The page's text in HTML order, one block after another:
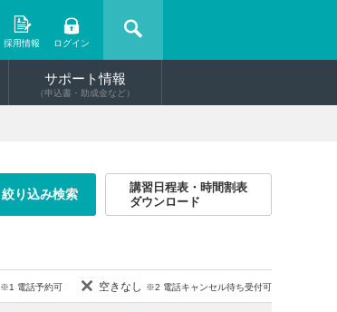
採用情報 ログイン
サポート情報
（申込書・助成金など）
絞り込み検索
講習日程表・時間割表
ダウンロード
※1 電話予約可 空きなし ※2 電話キャンセル待ち受付可